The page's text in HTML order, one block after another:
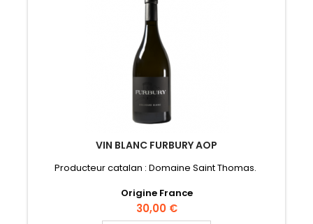
VIN BLANC FURBURY AOP
Producteur catalan : Domaine Saint Thomas.
Origine France
Prix
30,00 €